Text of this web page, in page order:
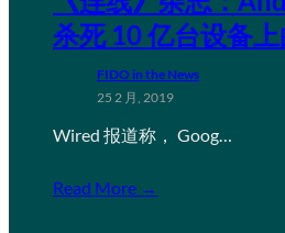
杀死 10 亿台设备
FIDO in the News
25 2 月, 2019
Wired 报道称， Goog…
Read More →